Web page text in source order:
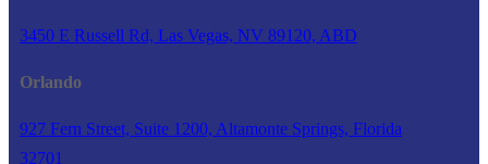
3450 E Russell Rd, Las Vegas, NV 89120, ABD
Orlando
927 Fern Street, Suite 1200, Altamonte Springs, Florida
32701